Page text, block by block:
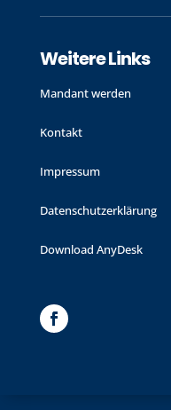
Weitere Links
Mandant werden
Kontakt
Impressum
Datenschutzerklärung
Download AnyDesk